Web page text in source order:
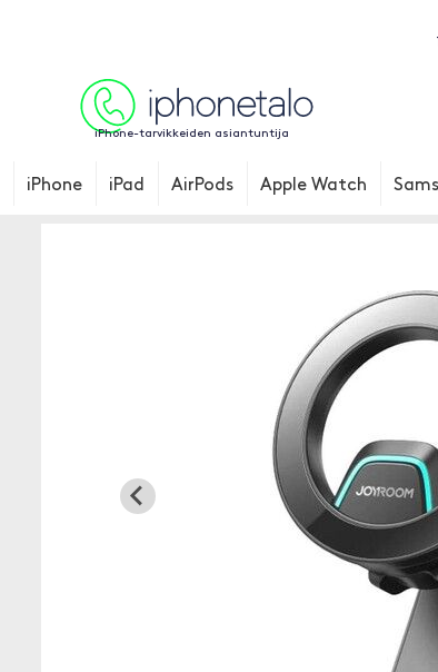
iPhone-tarvikkeiden asiantuntija
iPhone iPad AirPods Apple Watch